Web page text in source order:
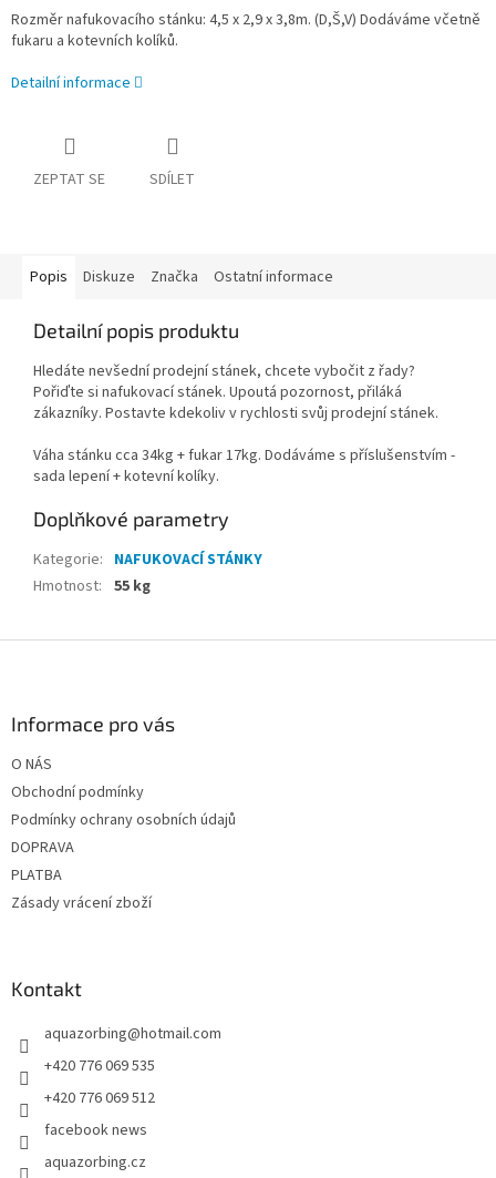
Rozměr nafukovacího stánku: 4,5 x 2,9 x 3,8m. (D,Š,V) Dodáváme včetně
fukaru a kotevních kolíků.
Detailní informace
ZEPTAT SE SDÍLET
Popis Diskuze Značka Ostatní informace
Detailní popis produktu
Hledáte nevšední prodejní stánek, chcete vybočit z řady?
Pořiďte si nafukovací stánek. Upoutá pozornost, přiláká
zákazníky. Postavte kdekoliv v rychlosti svůj prodejní stánek.
Váha stánku cca 34kg + fukar 17kg. Dodáváme s příslušenstvím -
sada lepení + kotevní kolíky.
Doplňkové parametry
Kategorie: NAFUKOVACÍ STÁNKY
Hmotnost: 55 kg
Informace pro vás
O NÁS
Obchodní podmínky
Podmínky ochrany osobních údajů
DOPRAVA
PLATBA
Zásady vrácení zboží
Kontakt
aquazorbing@hotmail.com
+420 776 069 535
+420 776 069 512
facebook news
aquazorbing.cz